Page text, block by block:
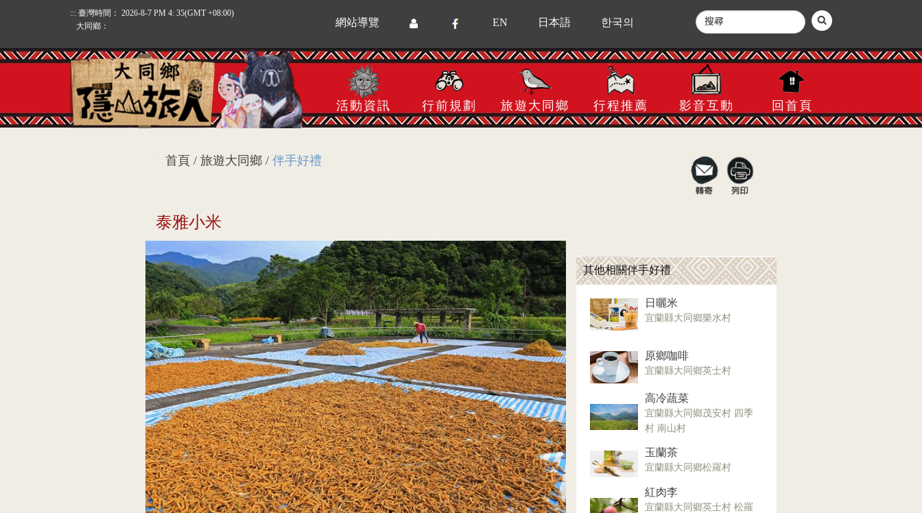
::: 臺灣時間： 2026-8-7 PM 4: 35(GMT +08:00)
大同鄉：
網站導覽 EN 日本語 한국의
活動資訊 行前規劃 旅遊大同鄉 行程推薦 影音互動 回首頁
首頁 / 旅遊大同鄉 / 伴手好禮
泰雅小米
其他相關伴手好禮
日曬米
宜蘭縣大同鄉樂水村
原鄉咖啡
宜蘭縣大同鄉英士村
高冷蔬菜
宜蘭縣大同鄉茂安村 四季
村 南山村
玉蘭茶
宜蘭縣大同鄉松羅村
紅肉李
宜蘭縣大同鄉英士村 松羅